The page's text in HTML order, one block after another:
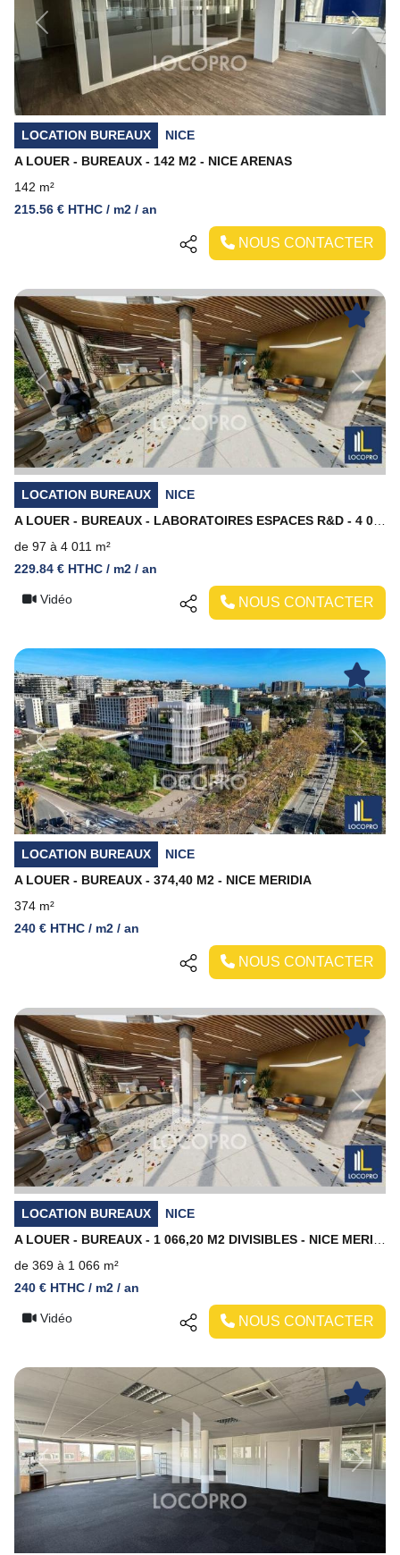
Previous Next
LOCATION BUREAUX
NICE
A LOUER - BUREAUX - 142 M2 - NICE ARENAS
142 m²
215.56 € HTHC / m2 / an
NOUS CONTACTER
Previous Next
LOCATION BUREAUX
NICE
de 97 à 4 011 m²
229.84 € HTHC / m2 / an
Vidéo NOUS CONTACTER
Previous Next
LOCATION BUREAUX
NICE
A LOUER - BUREAUX - 374,40 M2 - NICE MERIDIA
374 m²
240 € HTHC / m2 / an
NOUS CONTACTER
Previous Next
LOCATION BUREAUX
NICE
de 369 à 1 066 m²
240 € HTHC / m2 / an
Vidéo NOUS CONTACTER
Previous Next